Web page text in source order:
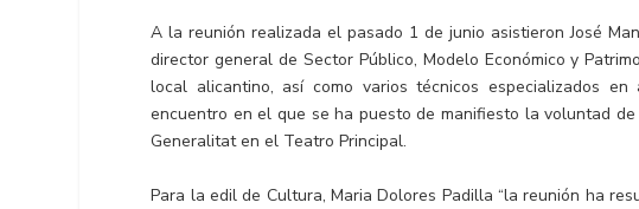
A la reunión realizada el pasado 1 de junio asistieron José
director general de Sector Público, Modelo Económico y
local alicantino, así como varios técnicos especializados
encuentro en el que se ha puesto de manifiesto la voluntad
Generalitat en el Teatro Principal.
Para la edil de Cultura, Maria Dolores Padilla “la reunión ha